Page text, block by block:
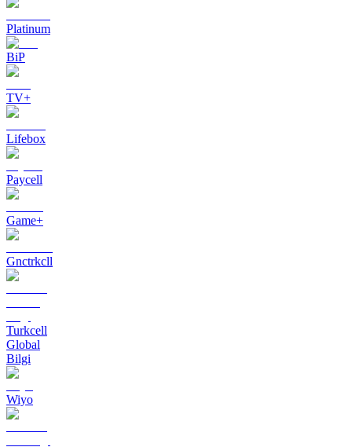
Platinum
BiP
TV+
Lifebox
Paycell
Game+
Gnctrkcll
Turkcell
Global
Bilgi
Wiyo